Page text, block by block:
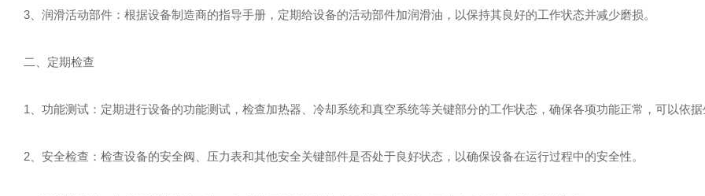
3、润滑活动部件：根据设备制造商的指导手册，定期给设备的活动部件加润滑油，以保持其良好的工作状态并减少磨损。
二、定期检查
1、功能测试：定期进行设备的功能测试，检查加热器、冷却系统和真空系统等关键部分的工作状态，确保各项功能正常，可以依
2、安全检查：检查设备的安全阀、压力表和其他安全关键部件是否处于良好状态，以确保设备在运行过程中的安全性。